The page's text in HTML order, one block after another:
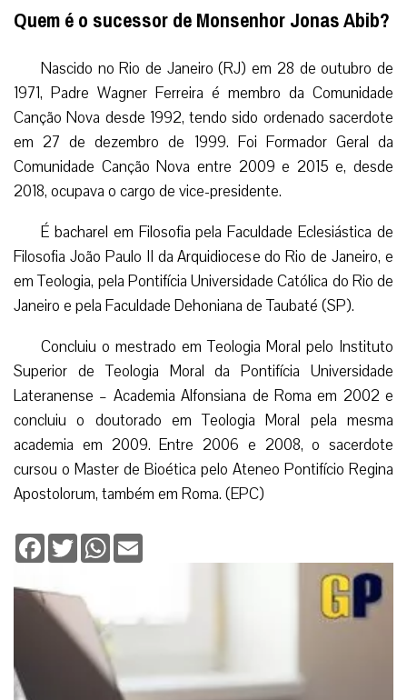
Quem é o sucessor de Monsenhor Jonas Abib?
Nascido no Rio de Janeiro (RJ) em 28 de outubro de
1971, Padre Wagner Ferreira é membro da Comunidade
Canção Nova desde 1992, tendo sido ordenado sacerdote
em 27 de dezembro de 1999. Foi Formador Geral da
Comunidade Canção Nova entre 2009 e 2015 e, desde
2018, ocupava o cargo de vice-presidente.
É bacharel em Filosofia pela Faculdade Eclesiástica de
Filosofia João Paulo II da Arquidiocese do Rio de Janeiro, e
em Teologia, pela Pontifícia Universidade Católica do Rio de
Janeiro e pela Faculdade Dehoniana de Taubaté (SP).
Concluiu o mestrado em Teologia Moral pelo Instituto
Superior de Teologia Moral da Pontifícia Universidade
Lateranense – Academia Alfonsiana de Roma em 2002 e
concluiu o doutorado em Teologia Moral pela mesma
academia em 2009. Entre 2006 e 2008, o sacerdote
cursou o Master de Bioética pelo Ateneo Pontifício Regina
Apostolorum, também em Roma. (EPC)
Facebook
TwitterWhatsApp